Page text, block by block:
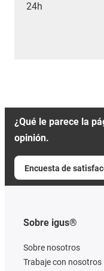
24h
¿Qué le parece la
opinión.
Encuesta de
Sobre igus®
Sobre nosotros
Trabaje con nosotros